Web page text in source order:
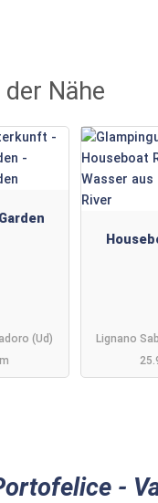
Nähe
(Ud)
Lignano
-